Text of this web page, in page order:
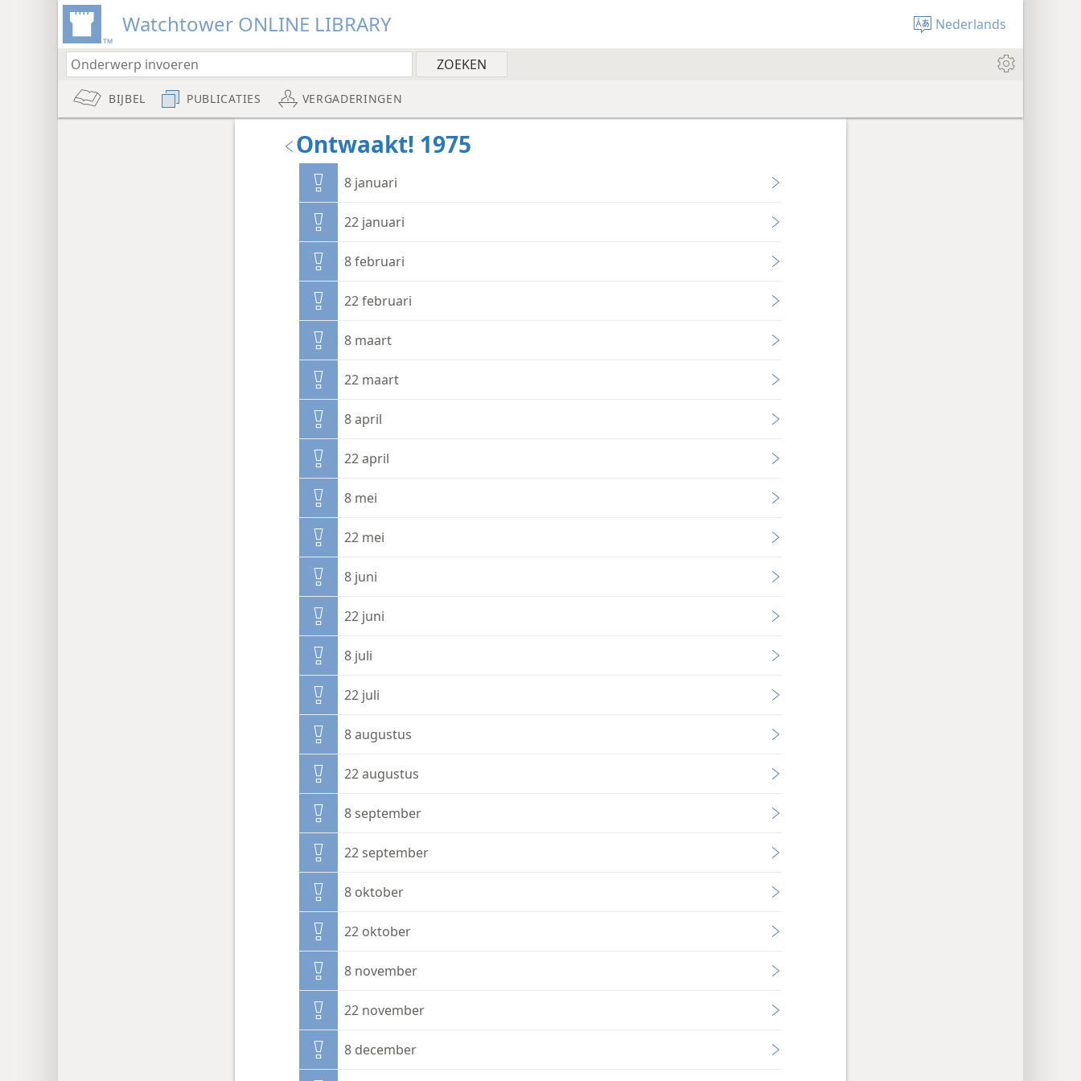
Watchtower ONLINE LIBRARY Nederlands
BIJBEL PUBLICATIES VERGADERINGEN
Ontwaakt! 1975
8 januari
22 januari
8 februari
22 februari
8 maart
22 maart
8 april
22 april
8 mei
22 mei
8 juni
22 juni
8 juli
22 juli
8 augustus
22 augustus
8 september
22 september
8 oktober
22 oktober
8 november
22 november
8 december